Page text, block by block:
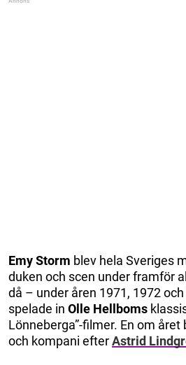
Emy Storm blev hela Sveriges
duken och scen under framför
då – under åren 1971, 1972
spelade in Olle Hellboms
Lönneberga”-filmer. En om
och kompani efterAstrid